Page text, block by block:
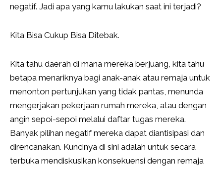
negatif. Jadi apa yang kamu lakukan saat ini terjadi?
Kita Bisa Cukup Bisa Ditebak.
Kita tahu daerah di mana mereka berjuang, kita tahu
betapa menariknya bagi anak-anak atau remaja untuk
menonton pertunjukan yang tidak pantas, menunda
mengerjakan pekerjaan rumah mereka, atau dengan
angin sepoi-sepoi melalui daftar tugas mereka.
Banyak pilihan negatif mereka dapat diantisipasi dan
direncanakan. Kuncinya di sini adalah untuk secara
terbuka mendiskusikan konsekuensi dengan remaja